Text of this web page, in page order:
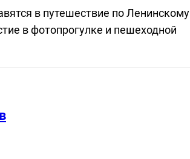
в путешествие по Ленинскому
в фотопрогулке и пешеходной